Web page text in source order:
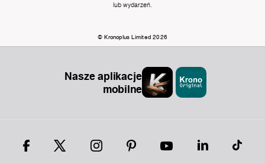
lub wydarzeń.
© Kronoplus Limited 2026
Nasze aplikacje
mobilne